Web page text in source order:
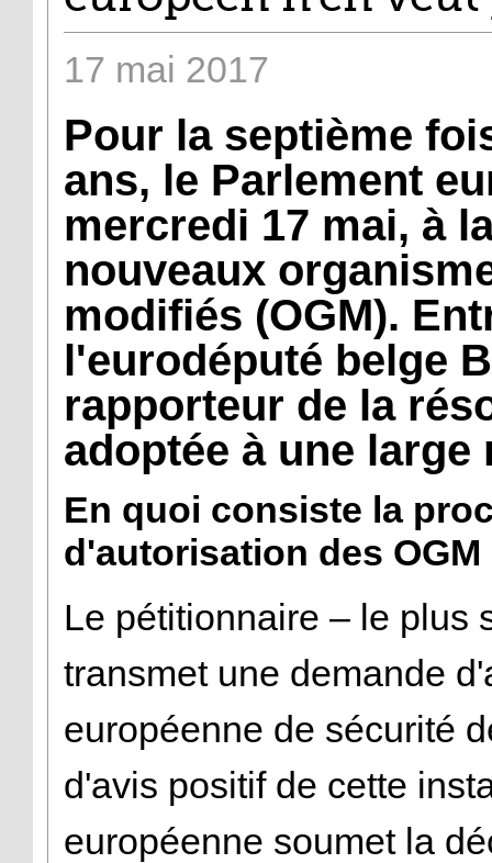
17 mai 2017
Pour la septième
ans, le Parlement
mercredi 17 mai, à
nouveaux
modifiés (OGM).
l'eurodéputé belge
rapporteur de la
adoptée à une large
En quoi consiste la
d'autorisation des OGM
Le pétitionnaire – le plus
transmet une demande
européenne de sécurité
d'avis positif de cette
européenne soumet la